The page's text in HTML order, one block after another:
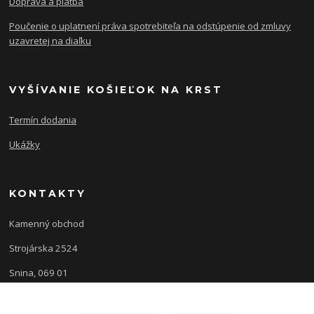
Poučenie o uplatnení práva spotrebiteľa na odstúpenie od zmluvy
uzavretej na diaľku
VYŠÍVANIE KOŠIEĽOK NA KRST
Termín dodania
Ukážky
KONTAKTY
Kamenný obchod
Strojárska 2524
Snina, 069 01